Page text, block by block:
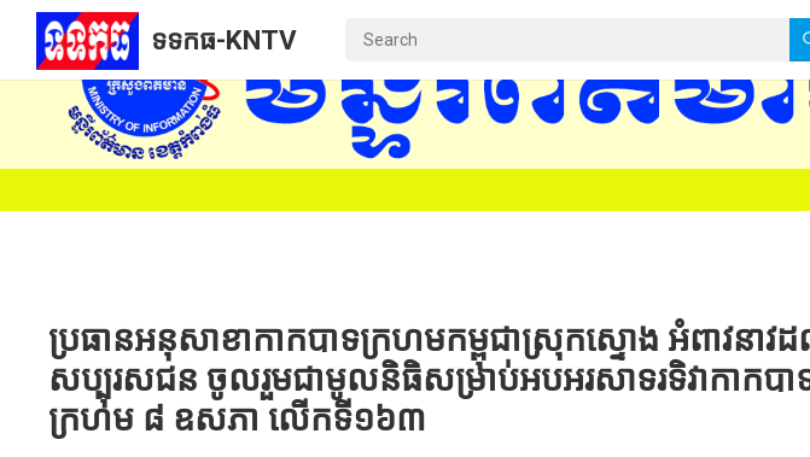
ទទកធ-KNTV
ប្រធានអនុសាខាកាកបាទក្រហមកម្ពុជាស្រុកស្ទោង អំពាវនាវដល់
សប្បុរសជន ចូលរួមជាមូលនិធិសម្រាប់អបអរសាទរទិវាកាកបា
ក្រហម ៨ ឧសភា លើកទី១៦៣